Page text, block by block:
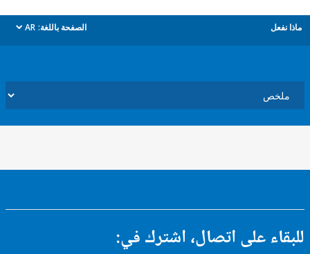
الصفحة باللغة: AR
dropdown
على اتصال، اشترك في: